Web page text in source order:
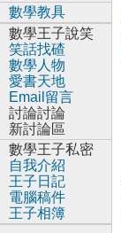
數學教具
數學王子說笑
笑話找碴
數學人物
愛書天地
Email留言
討論討論
新討論區
數學王子私密
自我介紹
王子日記
電腦稿件
王子相簿